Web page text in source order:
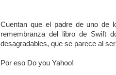
Cuentan que el padre de uno de
remembranza del libro de Swift
desagradables, que se parece al
Por eso Do you Yahoo!